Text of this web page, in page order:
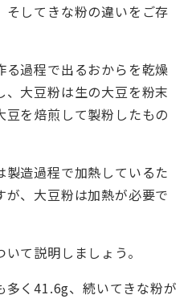
してきな粉の違いをご存
過程で出るおからを乾燥
大豆粉は生の大豆を粉末
を焙煎して製粉したもの
造過程で加熱しているた
、大豆粉は加熱が必要で
て説明しましょう。
多く41.6g、続いてきな粉が